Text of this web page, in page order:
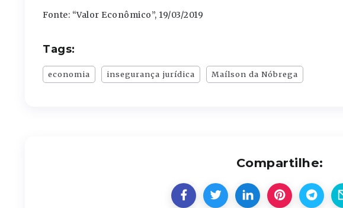
Fonte: “Valor Econômico”, 19/03/2019
Tags:
economia insegurança jurídica Maílson da Nóbrega
Compartilhe: